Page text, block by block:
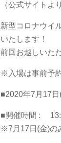
（公式サイトよ
新型コロナウイ
いたします！
前回お越しいた
※入場は事前予
■2020年7月17
■開催時間 :
※7月17日(金)の